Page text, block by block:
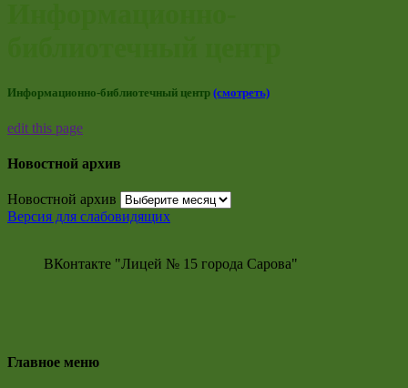
Информационно-библиотечный центр (смотреть)
edit this page
Новостной архив
Новостной архив
Версия для слабовидящих
ВКонтакте "Лицей № 15 города Сарова"
Главное меню